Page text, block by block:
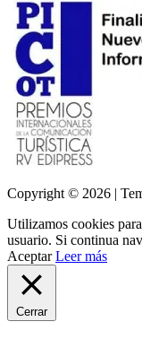
Copyright © 2026 |
Utilizamos cookies
usuario. Si continua
Aceptar Leer más
Cerrar